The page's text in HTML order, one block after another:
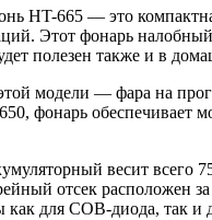
HT-665 — это
Этот фонарь
полезен также и в
модели — фара на
фонарь обеспечивает
весит всего
отсек расположен
для COB-диода, так и